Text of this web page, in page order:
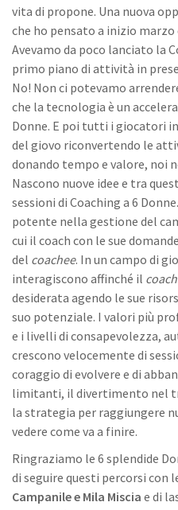
vita di propone. Una nuova
che ho pensato a inizio
Avevamo da poco lanciato la
primo piano di attività in
No! Non ci potevamo
che la tecnologia è un
Donne. E poi tutti i giocatori
del giovo riconvertendo le
donando tempo e valore, noi
Nascono nuove idee e tra
sessioni di Coaching a 6
potente nella gestione del
cui il coach con le sue
del coachee. In un campo di
interagiscono affinché il
desiderata agendo le sue
suo potenziale. I valori più
e i livelli di consapevolezza,
crescono velocemente di
coraggio di evolvere e di
limitanti, il divertimento nel
la strategia per raggiungere
vedere come va a finire.
Ringraziamo le 6 splendide
di seguire questi percorsi con
Campanile e Mila Miscia e di